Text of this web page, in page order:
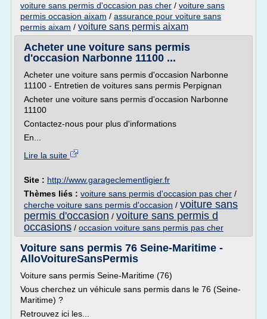
voiture sans permis d'occasion pas cher / voiture sans
permis occasion aixam / assurance pour voiture sans
permis aixam / voiture sans permis aixam
Acheter une voiture sans permis
d'occasion Narbonne 11100 ...
Acheter une voiture sans permis d'occasion Narbonne
11100 - Entretien de voitures sans permis Perpignan
Acheter une voiture sans permis d'occasion Narbonne
11100
Contactez-nous pour plus d'informations
En...
Lire la suite
Site : http://www.garageclementligier.fr
Thèmes liés : voiture sans permis d'occasion pas cher /
cherche voiture sans permis d'occasion / voiture sans
permis d'occasion / voiture sans permis d
occasions / occasion voiture sans permis pas cher
Voiture sans permis 76 Seine-Maritime -
AlloVoitureSansPermis
Voiture sans permis Seine-Maritime (76)
Vous cherchez un véhicule sans permis dans le 76 (Seine-
Maritime) ?
Retrouvez ici les...